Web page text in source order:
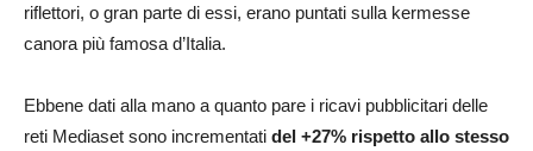
riflettori, o gran parte di essi, erano puntati sulla kermesse
canora più famosa d’Italia.
Ebbene dati alla mano a quanto pare i ricavi pubblicitari delle
reti Mediaset sono incrementati del +27% rispetto allo stesso